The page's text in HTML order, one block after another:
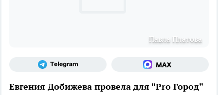
Павла Платова
Евгения Добижева провела для "Pro Город"